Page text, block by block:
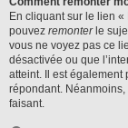
En cliquant sur le lien
pouvez remonterle
vous ne voyez pas ce
désactivée ou que
atteint. Il est également
répondant.
faisant.